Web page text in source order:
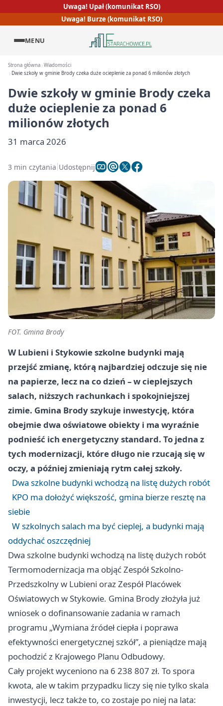
Uwaga! Upał (komunikat RSO)
Uwaga! Burze (komunikat RSO)
MENU
Strona główna Wiadomości
Dwie szkoły w gminie Brody czeka duże ocieplenie za ponad 6 milionów złotych
Dwie szkoły w gminie Brody czeka
duże ocieplenie za ponad 6
milionów złotych
31 marca 2026
3 min czytania Udostępnij
FOT. Gmina Brody
W Lubieni i Stykowie szkolne budynki mają
przejść zmianę, którą najbardziej odczuje się nie
na papierze, lecz na co dzień – w cieplejszych
salach, niższych rachunkach i spokojniejszej
zimie. Gmina Brody szykuje inwestycję, która
obejmie dwa oświatowe obiekty i ma wyraźnie
podnieść ich energetyczny standard. To jedna z
tych modernizacji, które długo nie rzucają się w
oczy, a później zmieniają rytm całej szkoły.
Dwa szkolne budynki wchodzą na listę dużych robót
KPO ma dołożyć większość, gmina bierze resztę na
siebie
W szkolnych salach ma być cieplej, a budynki mają
oddychać oszczędniej
Dwa szkolne budynki wchodzą na listę dużych robót
Termomodernizacja ma objąć Zespół Szkolno-
Przedszkolny w Lubieni oraz Zespół Placówek
Oświatowych w Stykowie. Gmina Brody złożyła już
wniosek o dofinansowanie zadania w ramach
programu „Wymiana źródeł ciepła i poprawa
efektywności energetycznej szkół”, a pieniądze mają
pochodzić z Krajowego Planu Odbudowy.
Cały projekt wyceniono na 6 238 807 zł. To spora
kwota, ale w takim przypadku liczy się nie tylko skala
inwestycji, lecz także to, co zostaje po niej na lata: